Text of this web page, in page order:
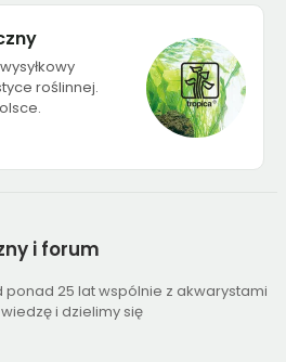
roślinnej.
i forum
ponad 25 lat wspólnie z akwarystami
i dzielimy się